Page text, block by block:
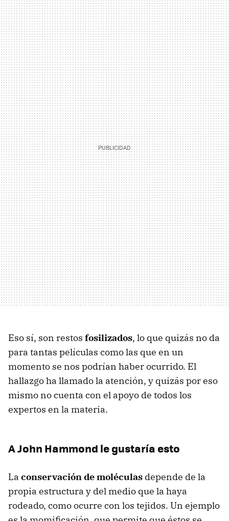
Eso sí, son restos fosilizados, lo que quizás no da
para tantas películas como las que en un
momento se nos podrían haber ocurrido. El
hallazgo ha llamado la atención, y quizás por eso
mismo no cuenta con el apoyo de todos los
expertos en la materia.
A John Hammond le gustaría esto
La conservación de moléculas depende de la
propia estructura y del medio que la haya
rodeado, como ocurre con los tejidos. Un ejemplo